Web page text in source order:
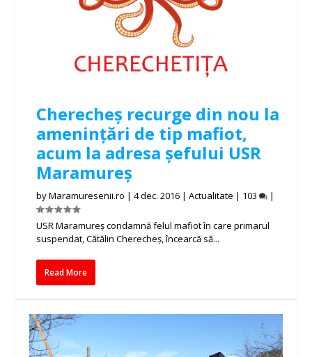
Cherecheș recurge din nou la
amenințări de tip mafiot,
acum la adresa șefului USR
Maramureș
byMaramuresenii.ro |4 dec. 2016 |Actualitate | 103 |
USR Maramureş condamnă felul mafiot în care primarul
suspendat, Cătălin Cherecheş, încearcă să...
Read More